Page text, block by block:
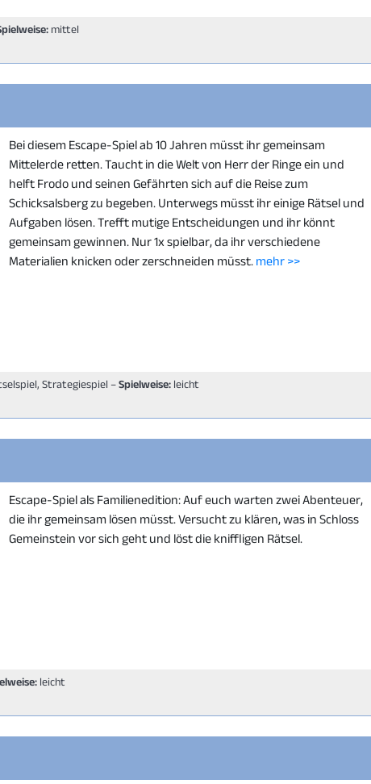
mittel
Bei diesem Escape-Spiel ab 10 Jahren müsst ihr gemeinsam
Mittelerde retten. Taucht in die Welt von Herr der Ringe ein und
helft Frodo und seinen Gefährten sich auf die Reise zum
Schicksalsberg zu begeben. Unterwegs müsst ihr einige Rätsel und
Aufgaben lösen. Trefft mutige Entscheidungen und ihr könnt
gemeinsam gewinnen. Nur 1x spielbar, da ihr verschiedene
Materialien knicken oder zerschneiden müsst. mehr >>
Strategiespiel –Spielweise: leicht
Escape-Spiel als Familienedition: Auf euch warten zwei Abenteuer,
die ihr gemeinsam lösen müsst. Versucht zu klären, was in Schloss
Gemeinstein vor sich geht und löst die kniffligen Rätsel.
leicht